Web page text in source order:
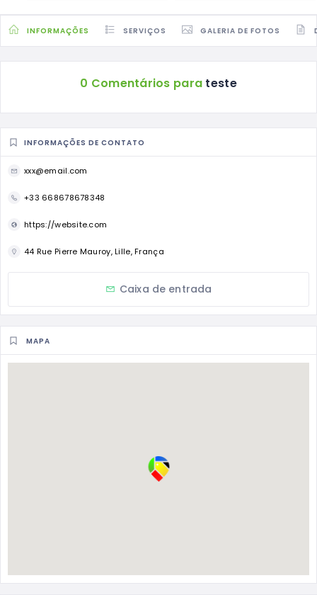
INFORMAÇÕES SERVIÇOS GALERIA DE FOTOS
0 Comentários para teste
INFORMAÇÕES DE CONTATO
xxx@email.com
+33 668678678348
https://website.com
44 Rue Pierre Mauroy, Lille, França
Caixa de entrada
MAPA